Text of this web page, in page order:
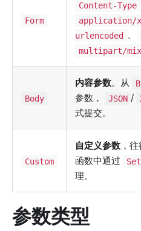
Form
Content-Type
application/
urlencoded
、
multipart/
Body
内容参数。从
参数，
JSON /
式提交。
Custom
自定义参数 ，
函数中通过
理。
参数类型